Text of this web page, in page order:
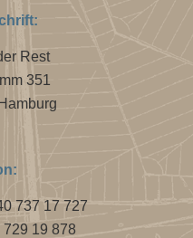
Rest
351
737 17 727
729 19 878